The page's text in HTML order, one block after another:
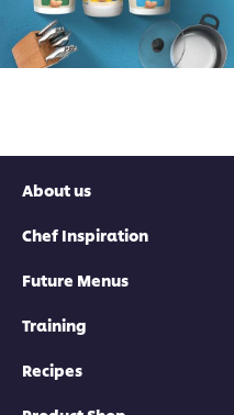
About us
Chef Inspiration
Future Menus
Training
Recipes